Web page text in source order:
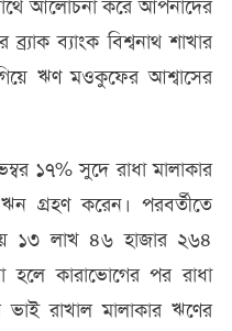
আলোচনা করে আপনাদের
ব্যাংক বিশ্বনাথ শাখার
গিয়ে ঋণ মওকুফের আশ্বাসের
১৭% সুদে রাধা মালাকার
গ্রহণ করেন। পরবর্তীতে
১৩ লাখ ৪৬ হাজার ২৬৪
হলে কারাভোগের পর রাধা
রাখাল মালাকার ঋণের